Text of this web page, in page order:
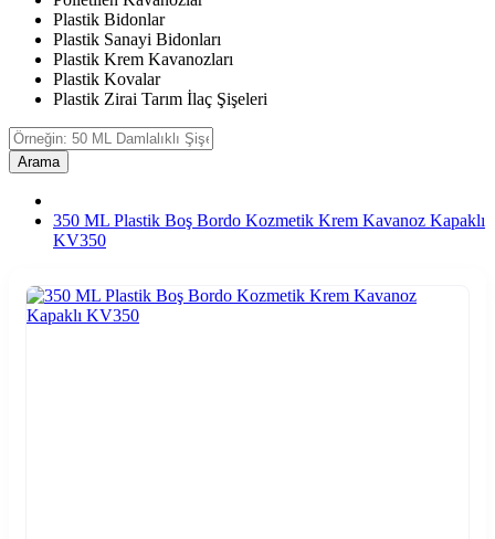
Plastik Bidonlar
Plastik Sanayi Bidonları
Plastik Krem Kavanozları
Plastik Kovalar
Plastik Zirai Tarım İlaç Şişeleri
Arama
350 ML Plastik Boş Bordo Kozmetik Krem Kavanoz Kapaklı
KV350